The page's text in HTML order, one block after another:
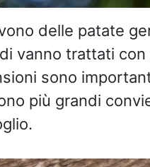
delle patate
vanno trattati con
sono
più grandi